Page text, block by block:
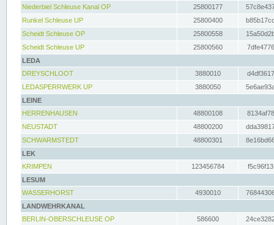
Niederbiel Schleuse Kanal OP
25800177
Runkel Schleuse UP
25800400
Scheidt Schleuse OP
25800558
Scheidt Schleuse UP
25800560
LEDA
DREYSCHLOOT
3880010
LEDASPERRWERK UP
3880050
LEINE
HERRENHAUSEN
48800108
NEUSTADT
48800200
SCHWARMSTEDT
48800301
LEK
KRIMPEN
123456784
LESUM
WASSERHORST
4930010
LANDWEHRKANAL
BERLIN-OBERSCHLEUSE OP
586600